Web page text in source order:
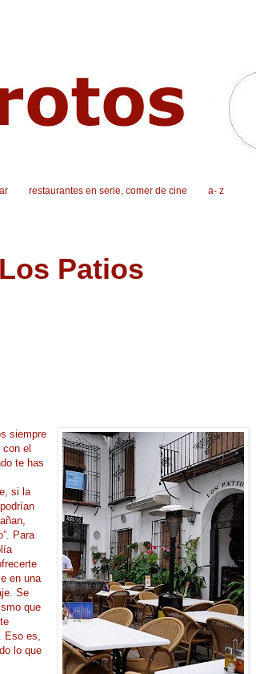
restaurantes en serie, comer de cine a- z
Patios
siempre
con el
te has
si la
Para
en una
Se
que
Eso es,
lo que